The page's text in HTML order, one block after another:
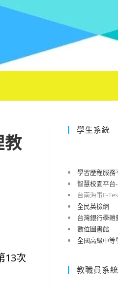
教
13次
學生系統
學習歷程服務
智慧校園平台
台南海事E-
全民英檢網
台灣銀行學雜
數位圖書館
全國高級中等
教職員系統